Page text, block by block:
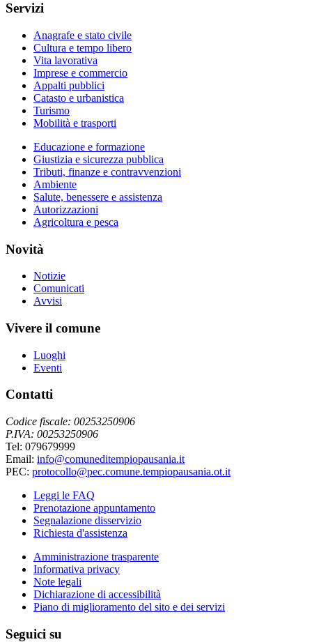
Servizi
Anagrafe e stato civile
Cultura e tempo libero
Vita lavorativa
Imprese e commercio
Appalti pubblici
Catasto e urbanistica
Turismo
Mobilità e trasporti
Educazione e formazione
Giustizia e sicurezza pubblica
Tributi, finanze e contravvenzioni
Ambiente
Salute, benessere e assistenza
Autorizzazioni
Agricoltura e pesca
Novità
Notizie
Comunicati
Avvisi
Vivere il comune
Luoghi
Eventi
Contatti
Codice fiscale: 00253250906
P.IVA: 00253250906
Tel: 079679999
Email: info@comuneditempiopausania.it
PEC: protocollo@pec.comune.tempiopausania.ot.it
Leggi le FAQ
Prenotazione appuntamento
Segnalazione disservizio
Richiesta d'assistenza
Amministrazione trasparente
Informativa privacy
Note legali
Dichiarazione di accessibilità
Piano di miglioramento del sito e dei servizi
Seguici su